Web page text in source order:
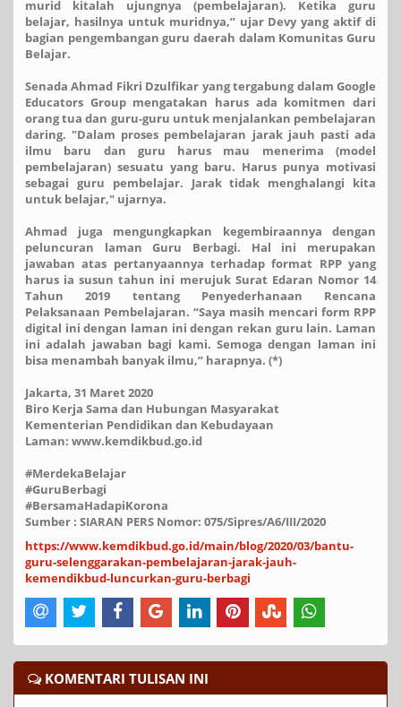
murid kitalah ujungnya (pembelajaran). Ketika guru
belajar, hasilnya untuk muridnya,” ujar Devy yang aktif di
bagian pengembangan guru daerah dalam Komunitas Guru
Belajar.
Senada Ahmad Fikri Dzulfikar yang tergabung dalam Google
Educators Group mengatakan harus ada komitmen dari
orang tua dan guru-guru untuk menjalankan pembelajaran
daring. "Dalam proses pembelajaran jarak jauh pasti ada
ilmu baru dan guru harus mau menerima (model
pembelajaran) sesuatu yang baru. Harus punya motivasi
sebagai guru pembelajar. Jarak tidak menghalangi kita
untuk belajar," ujarnya.
Ahmad juga mengungkapkan kegembiraannya dengan
peluncuran laman Guru Berbagi. Hal ini merupakan
jawaban atas pertanyaannya terhadap format RPP yang
harus ia susun tahun ini merujuk Surat Edaran Nomor 14
Tahun 2019 tentang Penyederhanaan Rencana
Pelaksanaan Pembelajaran. “Saya masih mencari form RPP
digital ini dengan laman ini dengan rekan guru lain. Laman
ini adalah jawaban bagi kami. Semoga dengan laman ini
bisa menambah banyak ilmu,” harapnya. (*)
Jakarta, 31 Maret 2020
Biro Kerja Sama dan Hubungan Masyarakat
Kementerian Pendidikan dan Kebudayaan
Laman: www.kemdikbud.go.id
#MerdekaBelajar
#GuruBerbagi
#BersamaHadapiKorona
Sumber : SIARAN PERS Nomor: 075/Sipres/A6/III/2020
https://www.kemdikbud.go.id/main/blog/2020/03/bantu-
guru-selenggarakan-pembelajaran-jarak-jauh-
kemendikbud-luncurkan-guru-berbagi
KOMENTARI TULISAN INI